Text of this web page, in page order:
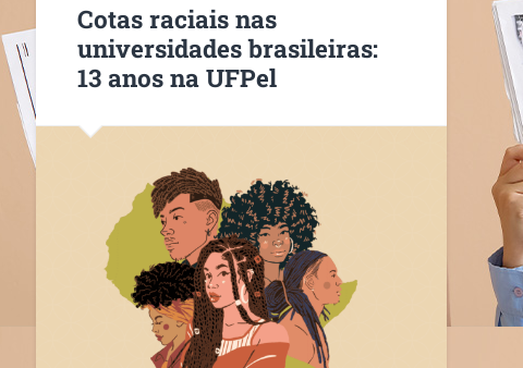
Cotas raciais nas
universidades brasileiras:
13 anos na UFPel